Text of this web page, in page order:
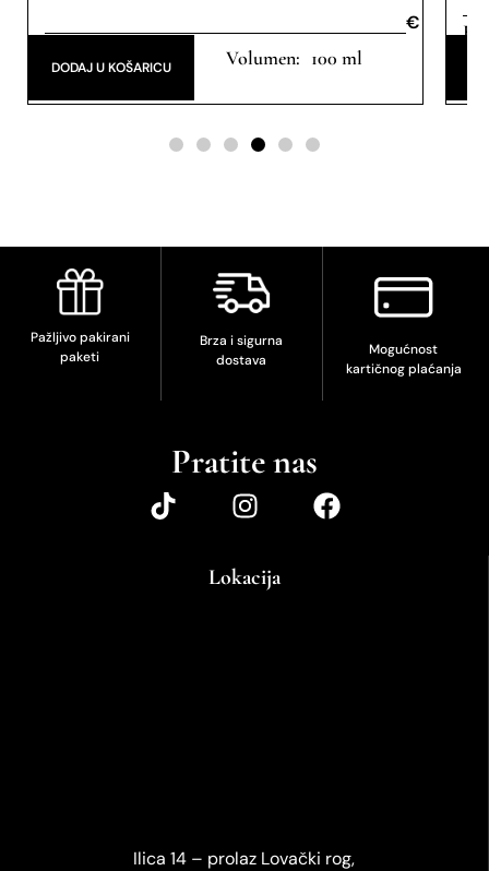
€
100 ml
DODAJ U KOŠARICU
Pažljivo pakirani
paketi
Brza i sigurna
dostava
Mogućnost
kartičnog plaćanja
Pratite nas
Lokacija
Ilica 14 – prolaz Lovački rog,